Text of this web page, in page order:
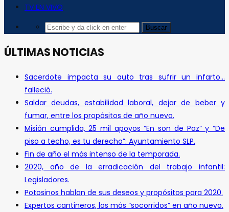
TV EN VIVO
ÚLTIMAS NOTICIAS
Sacerdote impacta su auto tras sufrir un infarto…
falleció.
Saldar deudas, estabilidad laboral, dejar de beber y
fumar, entre los propósitos de año nuevo.
Misión cumplida, 25 mil apoyos “En son de Paz” y “De
piso a techo, es tu derecho”: Ayuntamiento SLP.
Fin de año el más intenso de la temporada.
2020, año de la erradicación del trabajo infantil:
Legisladores.
Potosinos hablan de sus deseos y propósitos para 2020.
Expertos cantineros, los más “socorridos” en año nuevo.